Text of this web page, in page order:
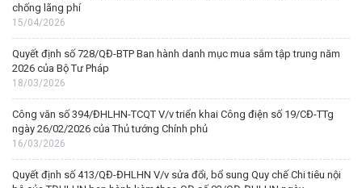
chống lãng phí
15/04/2026
Quyết định số 728/QĐ-BTP Ban hành danh mục mua sắm tập trung năm
2026 của Bộ Tư Pháp
18/03/2026
Công văn số 394/ĐHLHN-TCQT V/v triển khai Công điện số 19/CĐ-TTg
ngày 26/02/2026 của Thủ tướng Chính phủ
16/03/2026
Quyết định số 413/QĐ-ĐHLHN V/v sửa đổi, bổ sung Quy chế Chi tiêu nội